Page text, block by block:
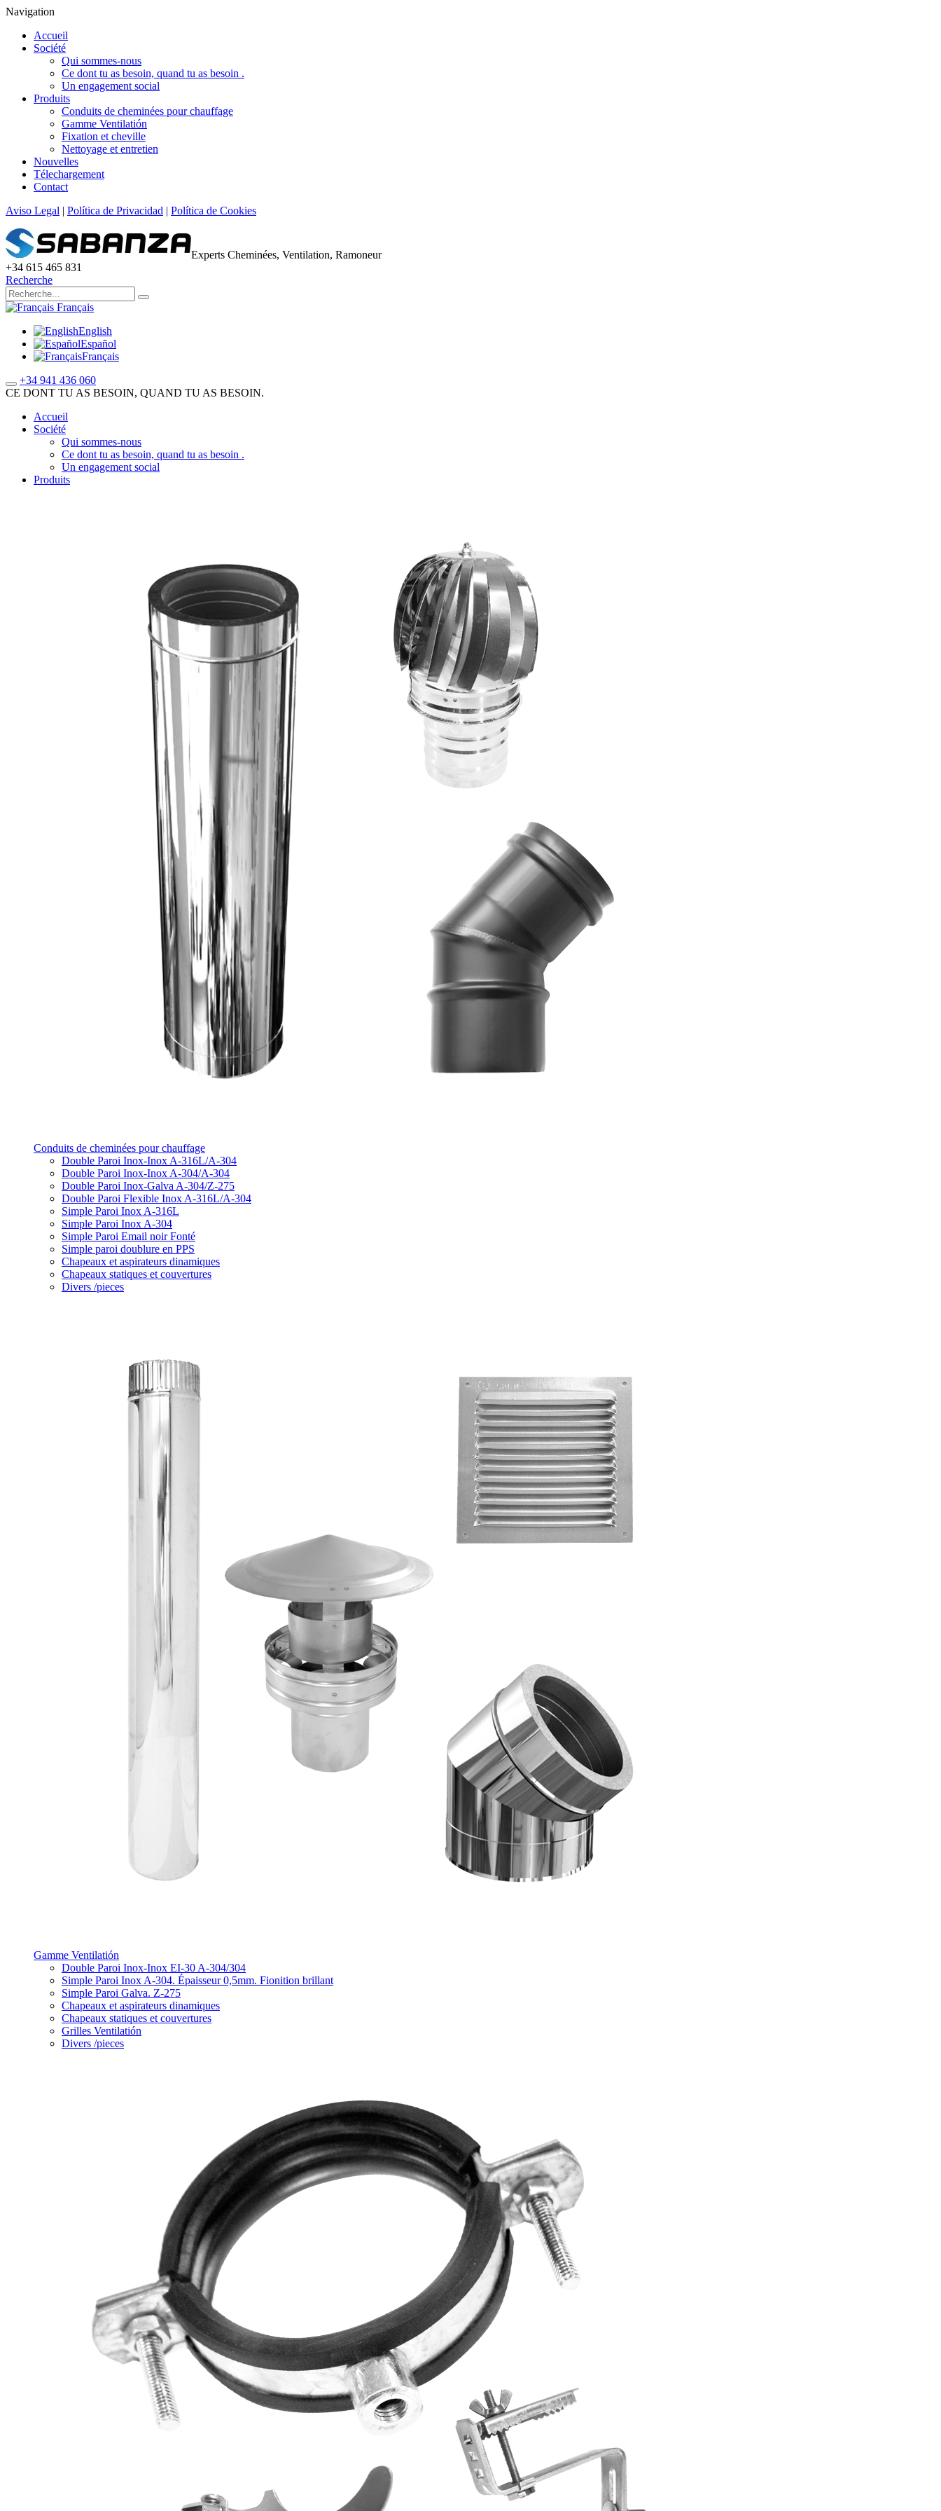
Navigation
Accueil
Société
Qui sommes-nous
Ce dont tu as besoin, quand tu as besoin .
Un engagement social
Produits
Conduits de cheminées pour chauffage
Gamme Ventilatión
Fixation et cheville
Nettoyage et entretien
Nouvelles
Télechargement
Contact
Aviso Legal | Política de Privacidad | Política de Cookies
Experts Cheminées, Ventilation, Ramoneur
+34 615 465 831
Recherche
Français
English
Español
Français
+34 941 436 060
CE DONT TU AS BESOIN, QUAND TU AS BESOIN.
Accueil
Société
Qui sommes-nous
Ce dont tu as besoin, quand tu as besoin .
Un engagement social
Produits
Conduits de cheminées pour chauffage
Double Paroi Inox-Inox A-316L/A-304
Double Paroi Inox-Inox A-304/A-304
Double Paroi Inox-Galva A-304/Z-275
Double Paroi Flexible Inox A-316L/A-304
Simple Paroi Inox A-316L
Simple Paroi Inox A-304
Simple Paroi Email noir Fonté
Simple paroi doublure en PPS
Chapeaux et aspirateurs dinamiques
Chapeaux statiques et couvertures
Divers /pieces
Gamme Ventilatión
Double Paroi Inox-Inox EI-30 A-304/304
Simple Paroi Inox A-304. Épaisseur 0,5mm. Fionition brillant
Simple Paroi Galva. Z-275
Chapeaux et aspirateurs dinamiques
Chapeaux statiques et couvertures
Grilles Ventilatión
Divers /pieces